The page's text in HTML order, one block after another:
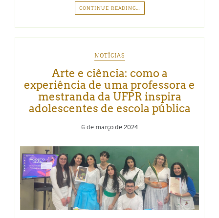
CONTINUE READING…
NOTÍCIAS
Arte e ciência: como a
experiência de uma professora e
mestranda da UFPR inspira
adolescentes de escola pública
6 de março de 2024